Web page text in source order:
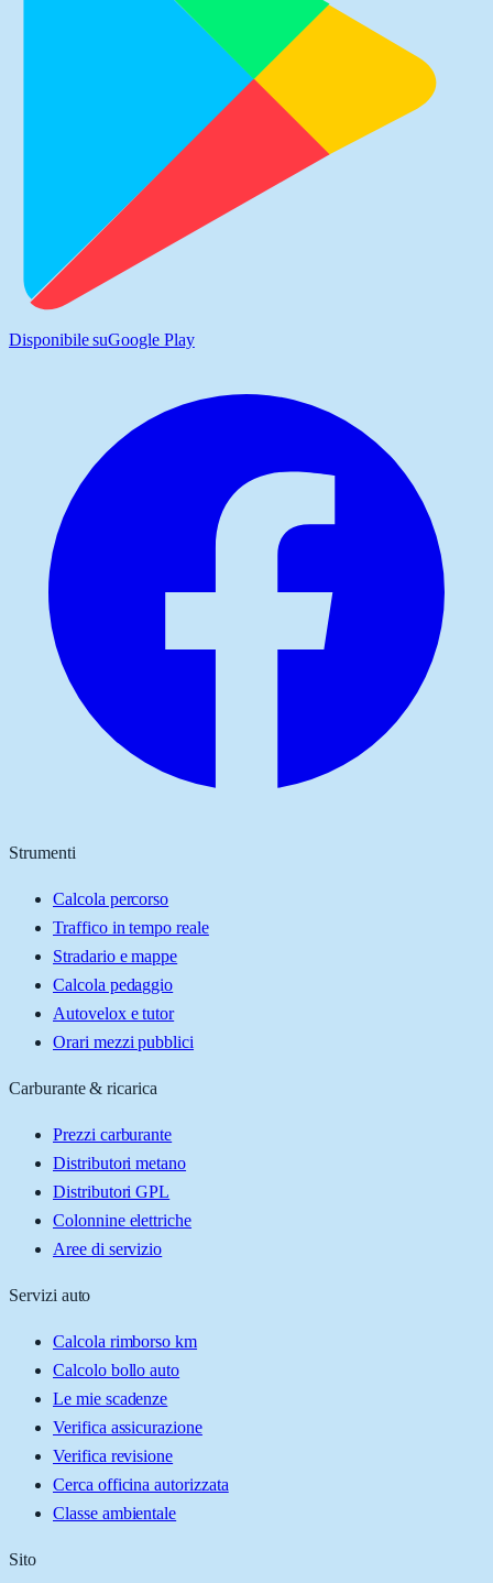
Disponibile suGoogle Play
Strumenti
Calcola percorso
Traffico in tempo reale
Stradario e mappe
Calcola pedaggio
Autovelox e tutor
Orari mezzi pubblici
Carburante & ricarica
Prezzi carburante
Distributori metano
Distributori GPL
Colonnine elettriche
Aree di servizio
Servizi auto
Calcola rimborso km
Calcolo bollo auto
Le mie scadenze
Verifica assicurazione
Verifica revisione
Cerca officina autorizzata
Classe ambientale
Sito